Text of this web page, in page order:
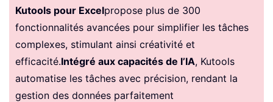
Kutools pour Excelpropose plus de 300
fonctionnalités avancées pour simplifier les tâches
complexes, stimulant ainsi créativité et
efficacité.Intégré aux capacités de l’IA, Kutools
automatise les tâches avec précision, rendant la
gestion des données parfaitement